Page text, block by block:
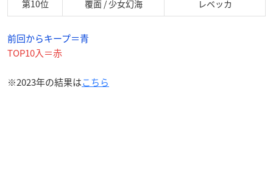
第10位 覆面 / 少女幻海 レベッカ
前回からキープ＝青
TOP10入＝赤
※2023年の結果はこちら